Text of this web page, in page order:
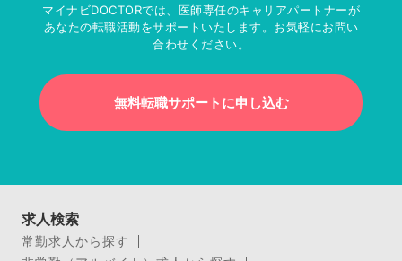
マイナビDOCTORでは、医師専任のキャリアパートナーが
あなたの転職活動をサポートいたします。お気軽にお問い
合わせください。
無料転職サポートに申し込む
求人検索
常勤求人から探す